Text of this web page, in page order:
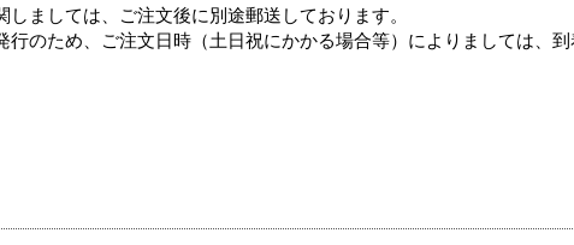
ましては、ご注文後に別途郵送しております。
行のため、ご注文日時（土日祝にかかる場合等）によりましては、